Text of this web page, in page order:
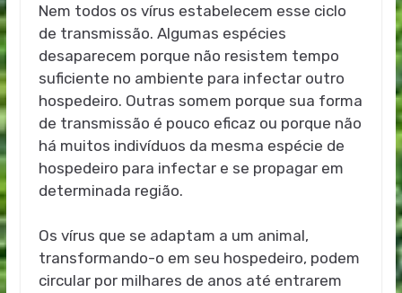
Nem todos os vírus estabelecem esse ciclo
de transmissão. Algumas espécies
desaparecem porque não resistem tempo
suficiente no ambiente para infectar outro
hospedeiro. Outras somem porque sua forma
de transmissão é pouco eficaz ou porque não
há muitos indivíduos da mesma espécie de
hospedeiro para infectar e se propagar em
determinada região.
Os vírus que se adaptam a um animal,
transformando-o em seu hospedeiro, podem
circular por milhares de anos até entrarem